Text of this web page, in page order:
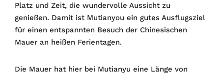
Platz und Zeit, die wundervolle Aussicht zu
genießen. Damit ist Mutianyou ein gutes Ausflugsziel
für einen entspannten Besuch der Chinesischen
Mauer an heißen Ferientagen.
Die Mauer hat hier bei Mutianyu eine Länge von